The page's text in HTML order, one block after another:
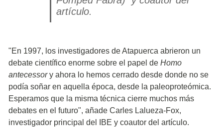
artículo.
"En 1997, los investigadores de Atapuerca abrieron un
debate científico enorme sobre el papel de Homo
antecessory ahora lo hemos cerrado desde donde no se
podía soñar en aquella época, desde la paleoproteómica.
Esperamos que la misma técnica cierre muchos más
debates en el futuro", añade Carles Lalueza-Fox,
investigador principal del IBE y coautor del artículo.